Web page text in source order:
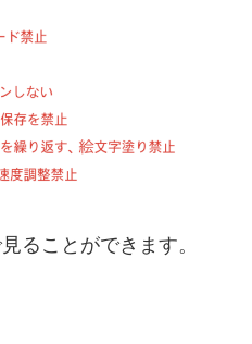
ることができます。